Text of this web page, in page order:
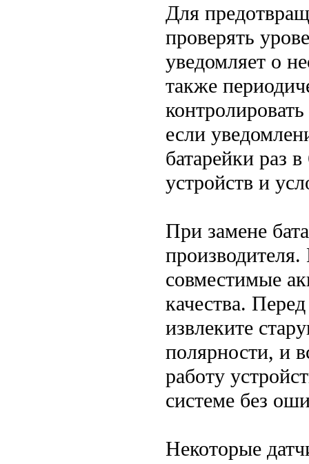
Для
проверять
уведомляет о
также
если
батарейки раз
устройств и
При замене
совместимые
качества.
извлеките
полярности, и
работу
системе без
Некоторые